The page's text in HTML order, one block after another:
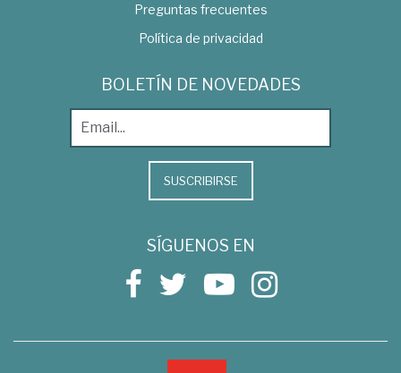
Preguntas frecuentes
Política de privacidad
BOLETÍN DE NOVEDADES
SUSCRIBIRSE
SÍGUENOS EN